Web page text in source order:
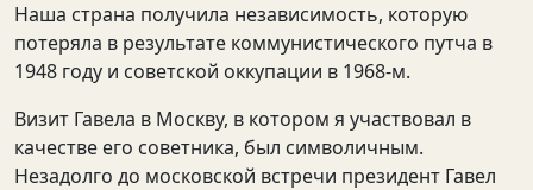
Наша страна получила независимость, которую
потеряла в результате коммунистического путча в
1948 году и советской оккупации в 1968-м.
Визит Гавела в Москву, в котором я участвовал в
качестве его советника, был символичным.
Незадолго до московской встречи президент Гавел